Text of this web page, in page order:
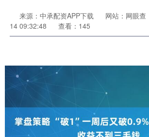
来源：中承配资APP下载 网站：网眼查
14 09:32:48
查看：145